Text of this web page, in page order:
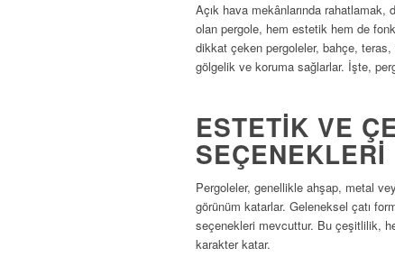
Açık hava mekânlarında
olan pergole, hem estetik hem de
dikkat çeken pergoleler, bahçe,
gölgelik ve koruma sağlarlar. İşte,
ESTETIK VE
SEÇENEKLERI
Pergoleler, genellikle ahşap, metal
görünüm katarlar. Geleneksel çatı
seçenekleri mevcuttur. Bu çeşitlilik,
karakter katar.